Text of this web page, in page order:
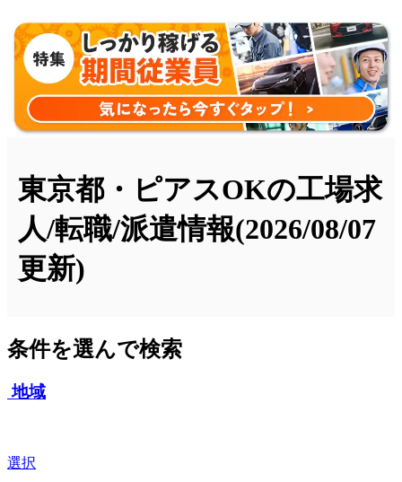
東京都・ピアスOKの工場求
人/転職/派遣情報(2026/08/07
更新)
条件を選んで検索
地域
選択